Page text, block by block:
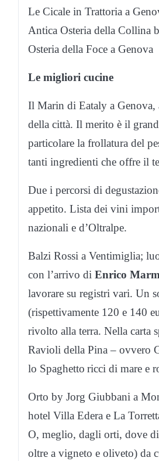
Le Cicale in Trattoria a
Antica Osteria della Collina
Osteria della Foce a Genova
Le migliori cucine
Il Marin di Eataly a Genova,
della città. Il merito è il
particolare la frollatura del
tanti ingredienti che offre il
Due i percorsi di
appetito. Lista dei vini
nazionali e d’Oltralpe.
Balzi Rossi a Ventimiglia;
con l’arrivo di Enrico
lavorare su registri vari. Un
(rispettivamente 120 e 140
rivolto alla terra. Nella carta
Ravioli della Pina – ovvero
lo Spaghetto ricci di mare e
Orto by Jorg Giubbani a
hotel Villa Edera e La
O, meglio, dagli orti, dove
oltre a vigneto e oliveto) da